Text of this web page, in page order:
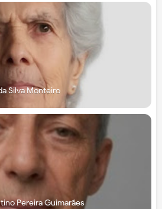
Silva Monteiro
Pereira Guimarães